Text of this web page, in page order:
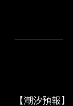
【潮汐預報】